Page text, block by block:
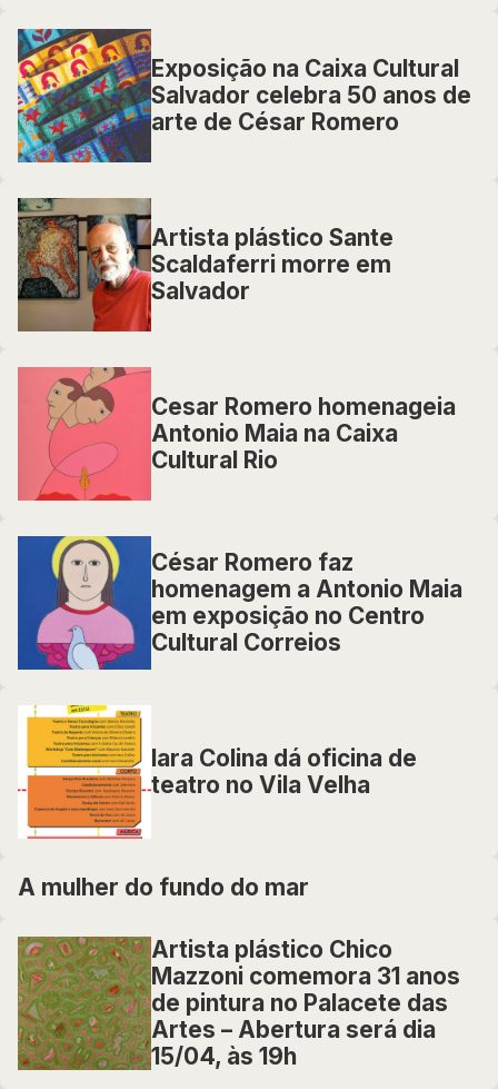
Exposição na Caixa Cultural
Salvador celebra 50 anos de
arte de César Romero
Artista plástico Sante
Scaldaferri morre em
Salvador
Cesar Romero homenageia
Antonio Maia na Caixa
Cultural Rio
César Romero faz
homenagem a Antonio Maia
em exposição no Centro
Cultural Correios
Iara Colina dá oficina de
teatro no Vila Velha
A mulher do fundo do mar
Artista plástico Chico
Mazzoni comemora 31 anos
de pintura no Palacete das
Artes – Abertura será dia
15/04, às 19h